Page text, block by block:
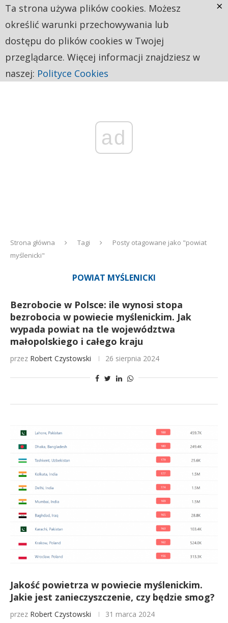
ad
Strona główna Tagi
Posty otagowane jako "powiat
myślenicki"
POWIAT MYŚLENICKI
Bezrobocie w Polsce: ile wynosi stopa
bezrobocia w powiecie myślenickim. Jak
wypada powiat na tle województwa
małopolskiego i całego kraju
przez Robert Czystowski 26 sierpnia 2024
Jakość powietrza w powiecie myślenickim.
Jakie jest zanieczyszczenie, czy będzie smog?
przez Robert Czystowski 31 marca 2024
Ta strona używa plików cookies. Możesz
określić warunki przechowywania lub
dostępu do plików cookies w Twojej
przeglądarce. Więcej informacji znajdziesz w
naszej: Polityce Cookies
×